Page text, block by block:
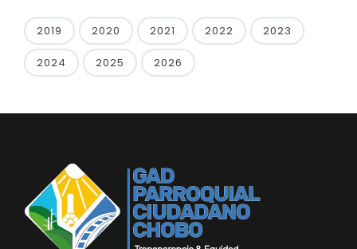
2019 2020 2021 2022 2023
2024 2025 2026